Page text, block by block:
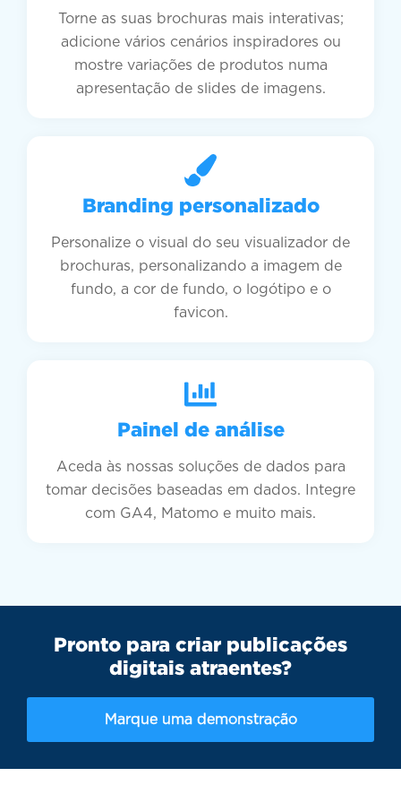
Torne as suas brochuras mais interativas;
adicione vários cenários inspiradores ou
mostre variações de produtos numa
apresentação de slides de imagens.
Branding personalizado
Personalize o visual do seu visualizador de
brochuras, personalizando a imagem de
fundo, a cor de fundo, o logótipo e o
favicon.
Painel de análise
Aceda às nossas soluções de dados para
tomar decisões baseadas em dados. Integre
com GA4, Matomo e muito mais.
Pronto para criar publicações
digitais atraentes?
Marque uma demonstração